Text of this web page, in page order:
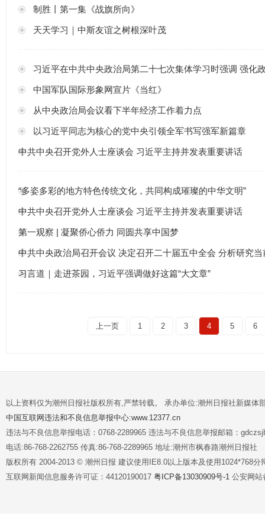
制胜丨第一集《战旗所向》
天天学习｜中斯友谊之树根深叶茂
习近平在中共中央政治局第二十七次集体学习时强调 强化政治引领 深化
中国军队国际形象网宣片《当红》
从中央政治局会议看下半年经济工作着力点
以习近平同志为核心的党中央引领全军书写强军新篇章
中共中央召开党外人士座谈会 习近平主持并发表重要讲话
“多姿多彩的地方特色传统文化，共同构成璀璨的中华文明”
中共中央召开党外人士座谈会 习近平主持并发表重要讲话
第一观察 | 凝聚侨心侨力 同圆共享中国梦
中共中央政治局召开会议 决定召开二十届五中全会 分析研究
习言道｜走进茶园，习近平强调做好这篇“大文章”
上一页 1 2 3 4 5 6
以上资料仅为潮州日报社版权所有,严禁转载。 承办单位:潮州日报社新媒体
中国互联网违法和不良信息举报中心:www.12377.cn
违法与不良信息举报电话：0768-2289965 违法与不良信息举报邮箱：
电话:86-768-2262755 传真:86-768-2289965 地址:潮州市枫春路潮州日报社
版权所有 2004-2013 © 潮州日报 建议使用IE8.0以上版本及使用1024*768分
互联网新闻信息服务许可证：44120190017 粤ICP备13030909号-1 公安网站